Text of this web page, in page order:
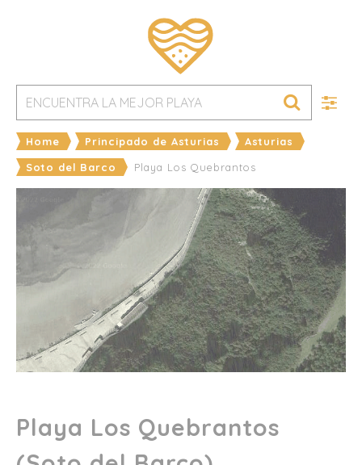
Home Principado de Asturias
Asturias
Soto del Barco
Playa Los Quebrantos
Playa Los Quebrantos